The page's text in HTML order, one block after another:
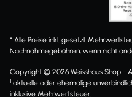
* Alle Preise inkl. gesetzl.
Nachnahmegebühren, wenn nicht
Copyright © 2026 Weisshaus Shop -
1 aktuelle oder ehemalige
inklusive Mehrwertsteuer.